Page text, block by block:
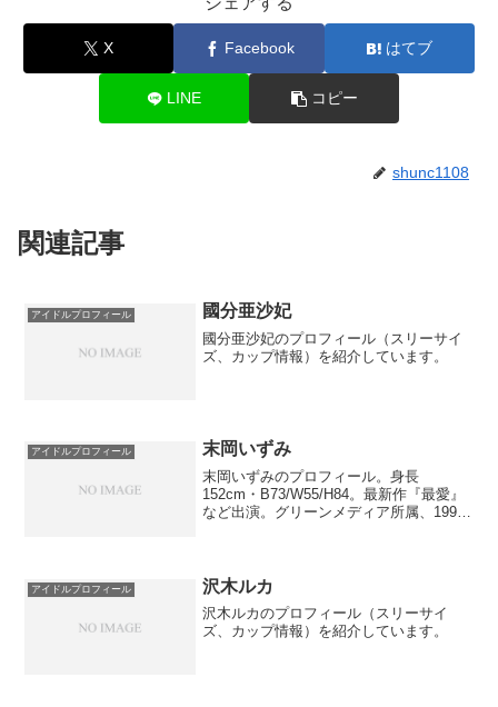
X Facebook はてブ
LINE コピー
shunc1108
関連記事
アイドルプロフィール 國分亜沙妃
國分亜沙妃のプロフィール（スリーサイ
ズ、カップ情報）を紹介しています。
アイドルプロフィール 末岡いずみ
末岡いずみのプロフィール。身長
152cm・B73/W55/H84。最新作『最愛』
など出演。グリーンメディア所属、1990
アイドルプロフィール 沢木ルカ
沢木ルカのプロフィール（スリーサイ
ズ、カップ情報）を紹介しています。